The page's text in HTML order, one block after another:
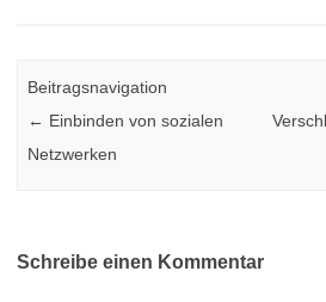
Beitragsnavigation
← Einbinden von sozialen
Netzwerken
Schreibe einen Kommentar